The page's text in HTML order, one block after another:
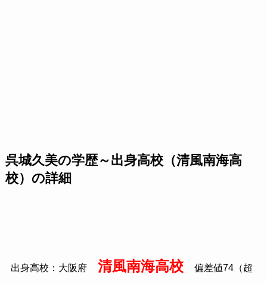
呉城久美の学歴～出身高校（清風南海高
校）の詳細
出身高校：大阪府 清風南海高校 偏差値74（超